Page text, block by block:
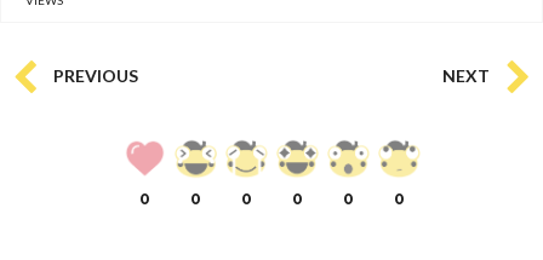
PREVIOUS NEXT
0 0 0 0 0 0